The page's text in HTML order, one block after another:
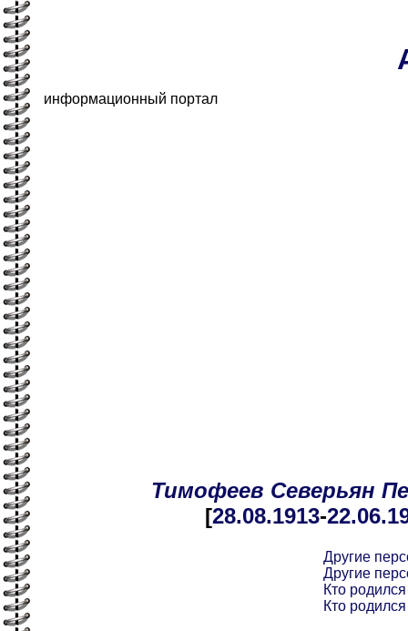
информационный портал
Тимофеев Северьян
[28.08.1913-22.06
Другие
Другие
Кто
Кто